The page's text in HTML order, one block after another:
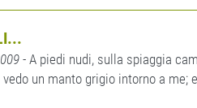
- A piedi nudi, sulla spiaggia
vedo un manto grigio intorno a